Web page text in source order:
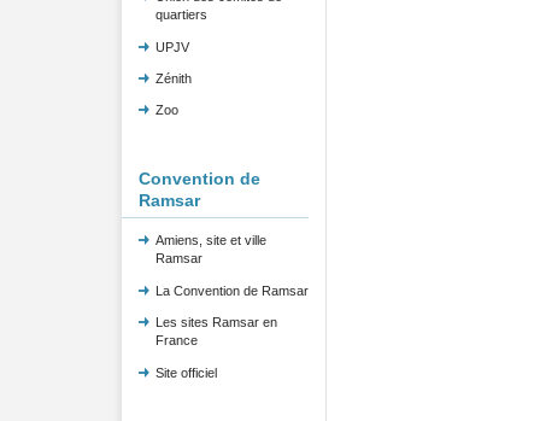
quartiers
UPJV
Zénith
Zoo
Convention de
Ramsar
Amiens, site et ville
Ramsar
La Convention de Ramsar
Les sites Ramsar en
France
Site officiel